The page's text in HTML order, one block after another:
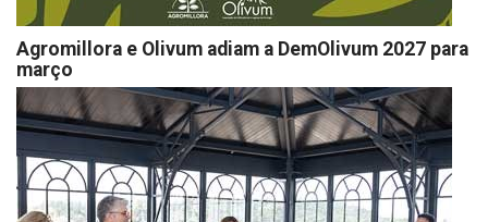
Agromillora e Olivum adiam a DemOlivum 2027 para
março